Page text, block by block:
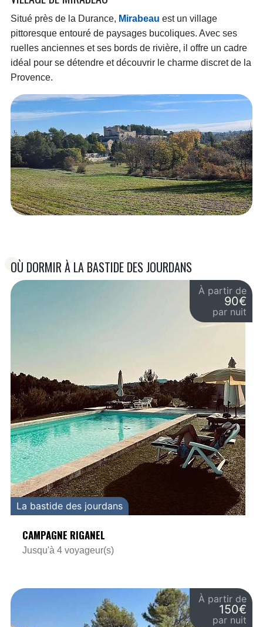
Situé près de la Durance, Mirabeau est un village
pittoresque entouré de paysages bucoliques. Avec ses
ruelles anciennes et ses bords de rivière, il offre un cadre
idéal pour se détendre et découvrir le charme discret de la
Provence.
OÙ DORMIR À LA BASTIDE DES JOURDANS
À partir de
90€
par nuit
La bastide des jourdans
CAMPAGNE RIGANEL
Jusqu'à 4 voyageur(s)
À partir de
150€
par nuit